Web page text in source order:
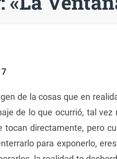
de la cosas que en
de lo que ocurrió, tal
tocan directamente, pero
para exponerlo,